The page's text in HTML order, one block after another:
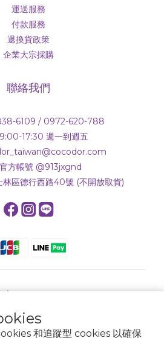
和追蹤型 cookies 以確保
運送服務
付款服務
退換貨政策
企業大宗採購
聯絡我們
6109 / 0972-620-788
17:30 週一到週五
方帳號 @913jxgnd
林區德行西路40號 (不開放取貨)
文